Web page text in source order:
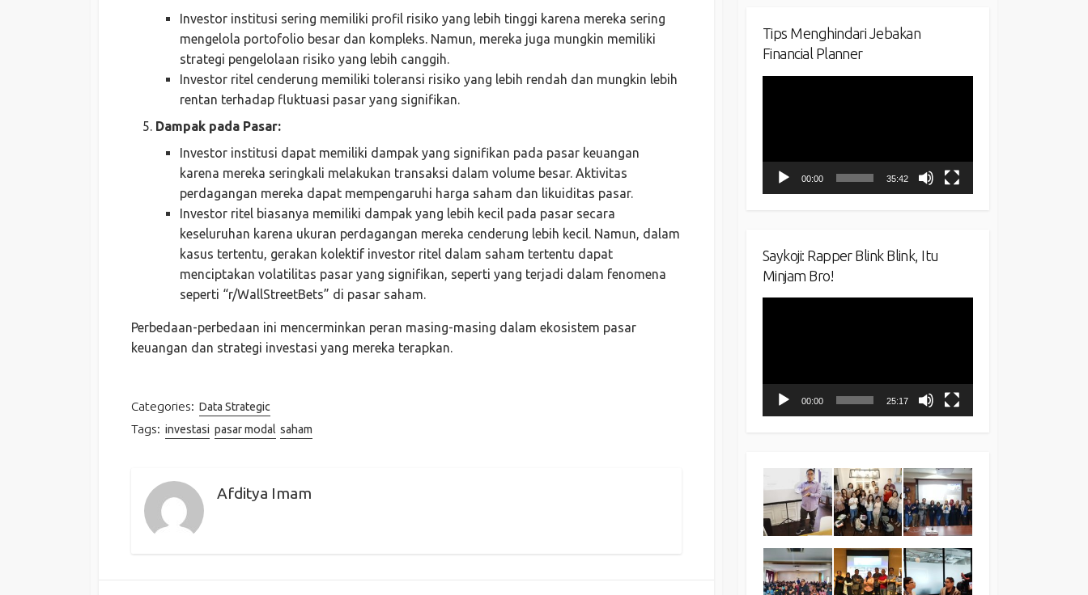
Investor institusi sering memiliki profil risiko yang lebih tinggi karena mereka sering
mengelola portofolio besar dan kompleks. Namun, mereka juga mungkin memiliki
strategi pengelolaan risiko yang lebih canggih.
Investor ritel cenderung memiliki toleransi risiko yang lebih rendah dan mungkin lebih
rentan terhadap fluktuasi pasar yang signifikan.
Dampak pada Pasar:
Investor institusi dapat memiliki dampak yang signifikan pada pasar keuangan
karena mereka seringkali melakukan transaksi dalam volume besar. Aktivitas
perdagangan mereka dapat mempengaruhi harga saham dan likuiditas pasar.
Investor ritel biasanya memiliki dampak yang lebih kecil pada pasar secara
keseluruhan karena ukuran perdagangan mereka cenderung lebih kecil. Namun, dalam
kasus tertentu, gerakan kolektif investor ritel dalam saham tertentu dapat
menciptakan volatilitas pasar yang signifikan, seperti yang terjadi dalam fenomena
seperti “r/WallStreetBets” di pasar saham.
Perbedaan-perbedaan ini mencerminkan peran masing-masing dalam ekosistem pasar
keuangan dan strategi investasi yang mereka terapkan.
Categories: Data Strategic
Tags: investasi pasar modal saham
Afditya Imam
Tips Menghindari Jebakan
Financial Planner
00:00 35:42
Saykoji: Rapper Blink Blink, Itu
Minjam Bro!
00:00 25:17